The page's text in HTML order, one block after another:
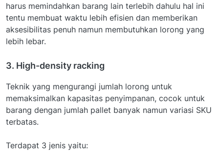
harus memindahkan barang lain terlebih dahulu hal ini
tentu membuat waktu lebih efisien dan memberikan
aksesibilitas penuh namun membutuhkan lorong yang
lebih lebar.
3. High-density racking
Teknik yang mengurangi jumlah lorong untuk
memaksimalkan kapasitas penyimpanan, cocok untuk
barang dengan jumlah pallet banyak namun variasi SKU
terbatas.
Terdapat 3 jenis yaitu: